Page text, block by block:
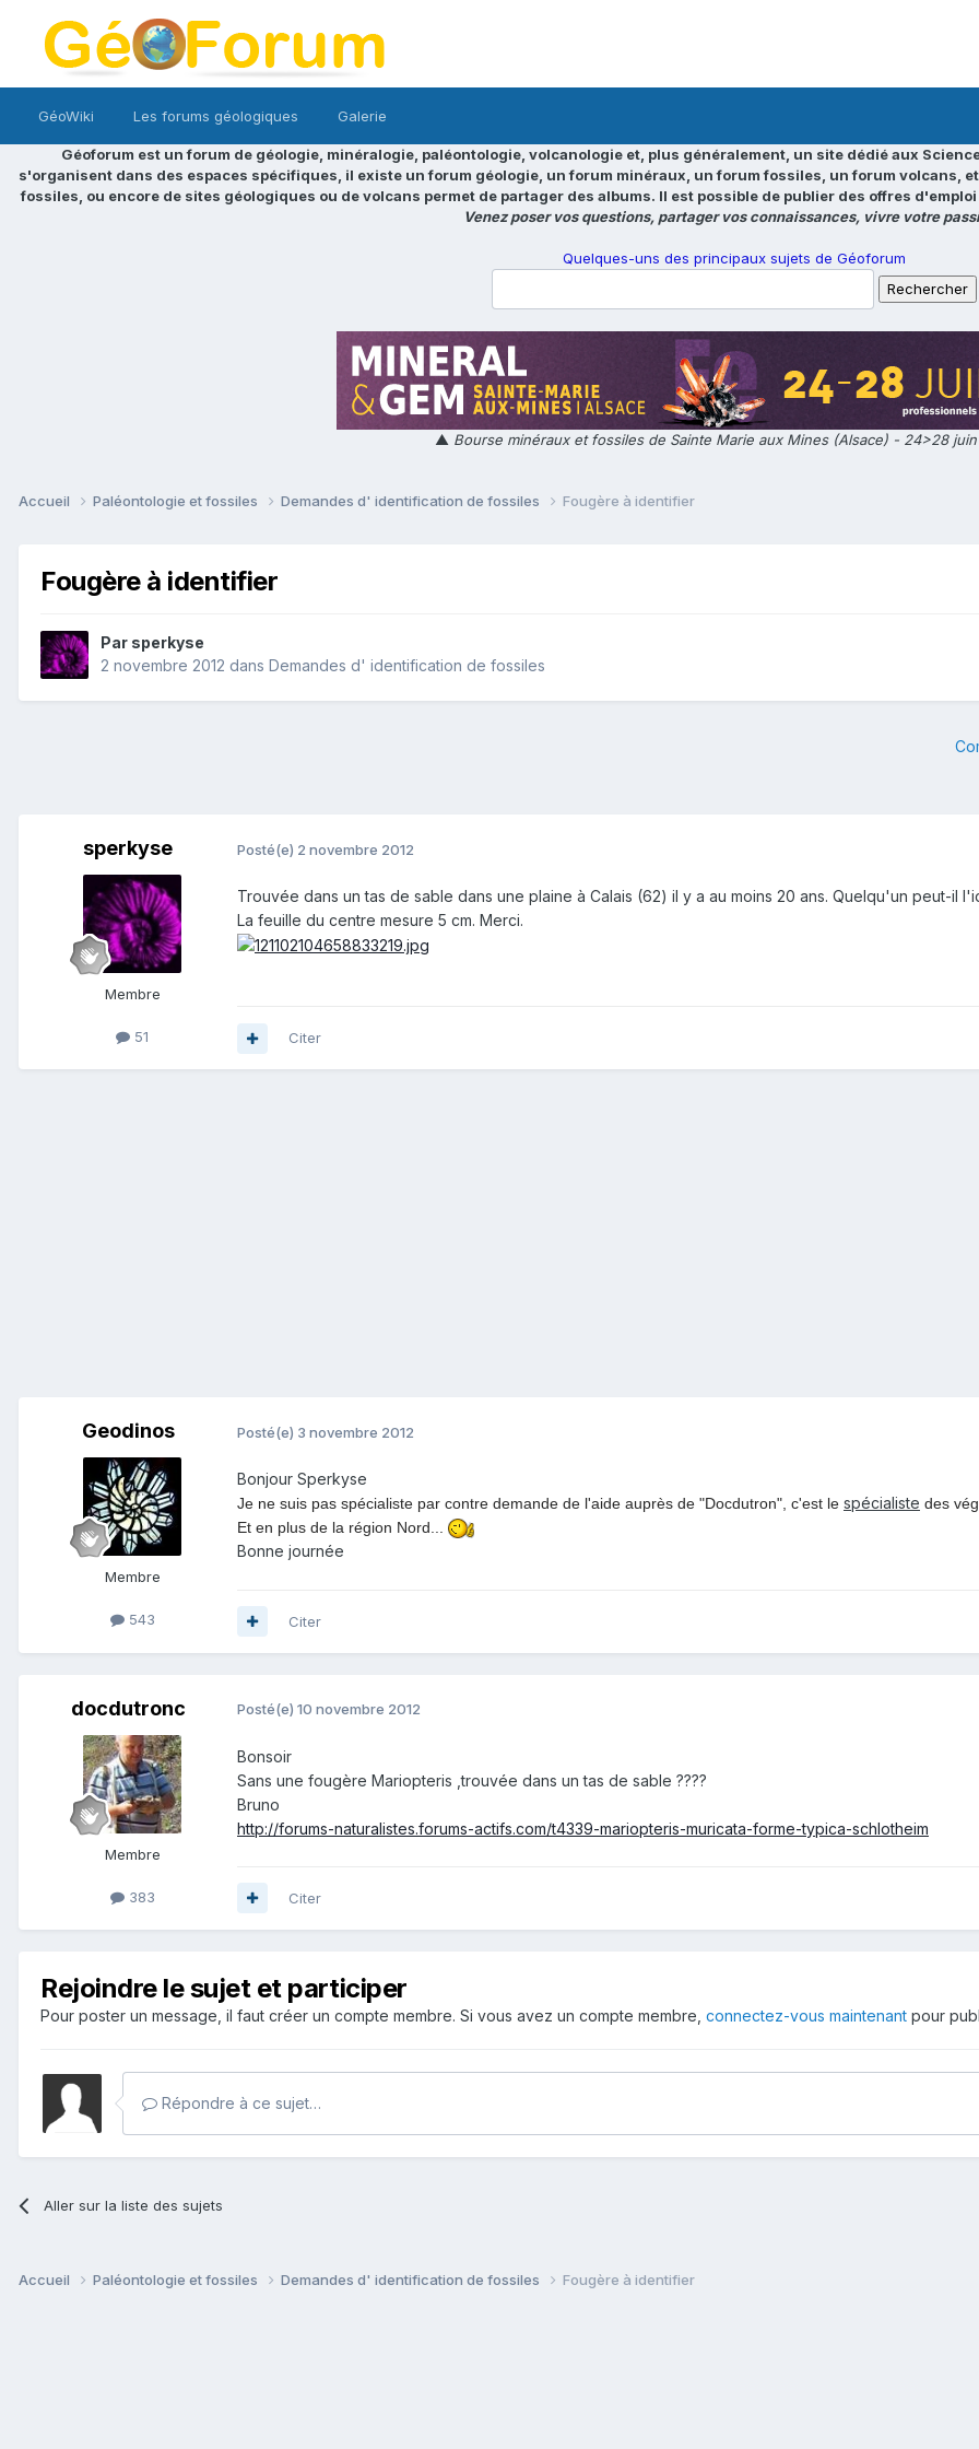
GéoWiki Les forums géologiques Galerie
Géoforum est un forum de géologie, minéralogie, paléontologie, volcanologie et, plus généralement, un site dédié aux
s'organisent dans des espaces spécifiques, il existe un forum géologie, un forum minéraux, un forum fossiles, un forum volcans,
fossiles, ou encore de sites géologiques ou de volcans permet de partager des albums. Il est possible de publier des offres
Venez poser vos questions, partager vos connaissances, vivre votre
Quelques-uns des principaux sujets de Géoforum
▲ Bourse minéraux et fossiles de Sainte Marie aux Mines (Alsace) - 24>28
Accueil Paléontologie et fossiles Demandes d' identification de fossiles Fougère à identifier
Fougère à identifier
Par sperkyse
2 novembre 2012 dans Demandes d' identification de fossiles
sperkyse
Membre
51
Posté(e) 2 novembre 2012
Trouvée dans un tas de sable dans une plaine à Calais (62) il y a au moins 20 ans. Quelqu'un peut-il
La feuille du centre mesure 5 cm. Merci.
Citer
Geodinos
Membre
543
Posté(e) 3 novembre 2012
Bonjour Sperkyse
Je ne suis pas spécialiste par contre demande de l'aide auprès de "Docdutron", c'est le spécialiste des
Et en plus de la région Nord...
Bonne journée
Citer
docdutronc
Membre
383
Posté(e) 10 novembre 2012
Bonsoir
Sans une fougère Mariopteris ,trouvée dans un tas de sable ????
Bruno
http://forums-naturalistes.forums-actifs.com/t4339-mariopteris-muricata-forme-typica-schlotheim
Citer
Rejoindre le sujet et participer
Pour poster un message, il faut créer un compte membre. Si vous avez un compte membre, connectez-vous maintenant pour
Répondre à ce sujet…
Aller sur la liste des sujets
Accueil Paléontologie et fossiles Demandes d' identification de fossiles Fougère à identifier